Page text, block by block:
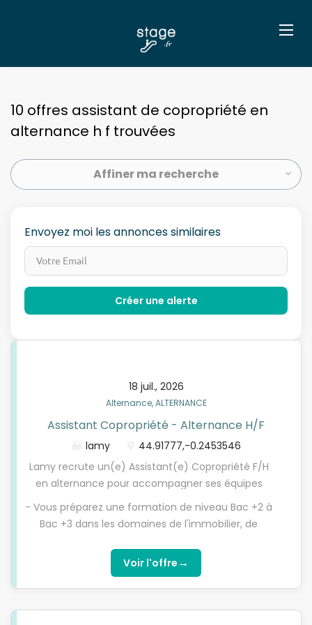
10 offres assistant de copropriété en
alternance h f trouvées
Affiner ma recherche
Envoyez moi les annonces similaires
18 juil., 2026
Alternance, ALTERNANCE
Assistant Copropriété - Alternance H/F
lamy
44.91777,-0.2453546
Lamy recrute un(e) Assistant(e) Copropriété F/H
en alternance pour accompagner ses équipes
dans la gestion administrative et opérationnelle
d'un portefeuille de copropriétés. Rattaché(e) à un
bon fonctionnement des immeubles gérés et
contribuerez à la satisfaction de nos clients. Vos
- Vous préparez une formation de niveau Bac +2 à
Bac +3 dans les domaines de l'immobilier, de
êtes reconnu(e) pour votre sens du service client,
votre aisance relationnelle et votre capacité à
communiquer avec des interlocuteurs variés. -
Vous faites preuve de rigueur, d'organisation et de
Voir l'offre →